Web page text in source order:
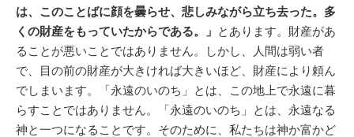
は、このことばに顔を曇らせ、悲しみながら立ち去った。多
くの財産をもっていたからである。」 とあります。財産があ
ることが悪いことではありません。しかし、人間は弱い者
で、目の前の財産が大きければ大きいほど、財産により頼ん
でしまいます。「永遠のいのち」とは、この地上で永遠に暮
らすことではありません。「永遠のいのち」とは、永遠なる
神と一つになることです。そのために、私たちは神か富かど